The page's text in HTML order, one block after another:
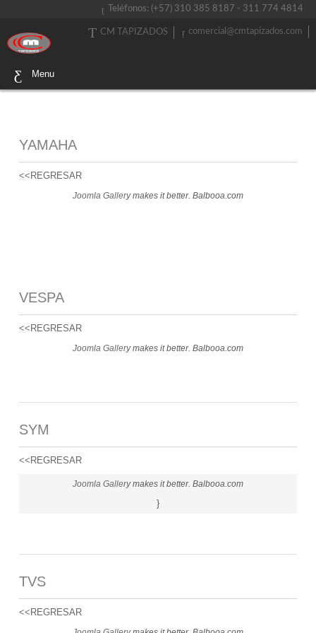
Teléfonos: (+57) 310 385 8187 - 311 774 4814
comercial@cmtapizados.com
CM TAPIZADOS
Menu
YAMAHA
<<REGRESAR
Joomla Gallerymakes it better. Balbooa.com
VESPA
<<REGRESAR
Joomla Gallerymakes it better. Balbooa.com
SYM
<<REGRESAR
Joomla Gallerymakes it better. Balbooa.com
}
TVS
<<REGRESAR